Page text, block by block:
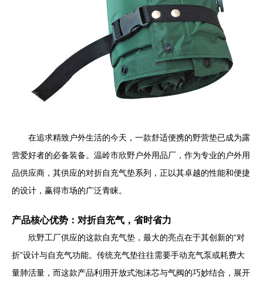
在追求精致户外生活的今天，一款舒适便携的野营垫已成为露
营爱好者的必备装备。温岭市欣野户外用品厂，作为专业的户外用
品供应商，其供应的对折自充气垫系列，正以其卓越的性能和便捷
的设计，赢得市场的广泛青睐。
产品核心优势：对折自充气，省时省力
欣野工厂供应的这款自充气垫，最大的亮点在于其创新的“对
折”设计与自充气功能。传统充气垫往往需要手动充气泵或耗费大
量肺活量，而这款产品利用开放式泡沫芯与气阀的巧妙结合，展开